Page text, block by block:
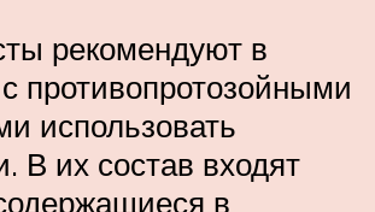
рекомендуют в
противопротозойными
использовать
В их состав входят
в